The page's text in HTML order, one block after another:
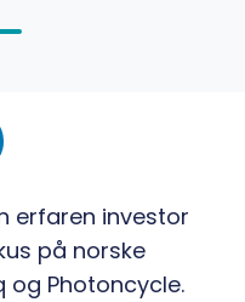
erfaren investor
på norske
og Photoncycle.